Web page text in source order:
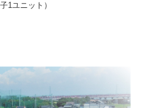
1ユニット）